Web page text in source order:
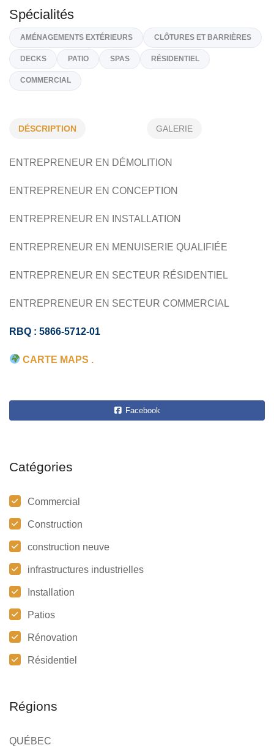
1343, Rue Frontenac, Québec
(438) 226-8468
Sur Demande
alexym-p@outlook.com
DECKS PATIO SPAS RÉSIDENTIEL
COMMERCIAL
DÉSCRIPTION GALERIE
ENTREPRENEUR EN DÉMOLITION
ENTREPRENEUR EN CONCEPTION
ENTREPRENEUR EN INSTALLATION
ENTREPRENEUR EN MENUISERIE QUALIFIÉE
ENTREPRENEUR EN SECTEUR RÉSIDENTIEL
ENTREPRENEUR EN SECTEUR COMMERCIAL
RBQ : 5866-5712-01
CARTE MAPS .
Facebook
Catégories
Commercial
Construction
construction neuve
infrastructures industrielles
Installation
Patios
Rénovation
Résidentiel
Régions
QUÉBEC